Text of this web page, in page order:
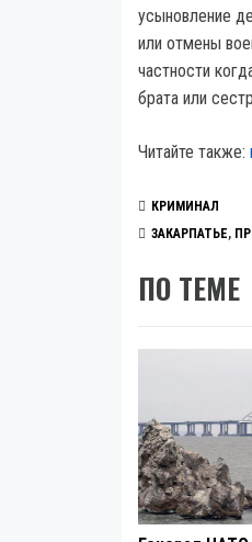
усыновление
или отмены
частности
брата или
Читайте также:
КРИМИНАЛ
ЗАКАРПАТЬЕ,
ПО ТЕМЕ